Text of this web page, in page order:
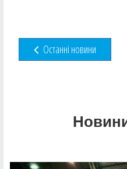
Останні новини